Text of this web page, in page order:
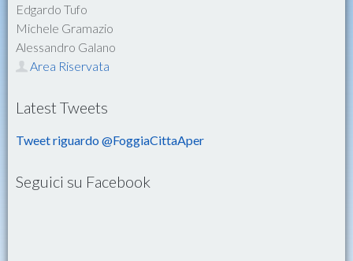
Edgardo Tufo
Michele Gramazio
Alessandro Galano
Area Riservata
Latest Tweets
Tweet riguardo @FoggiaCittaAper
Seguici su Facebook